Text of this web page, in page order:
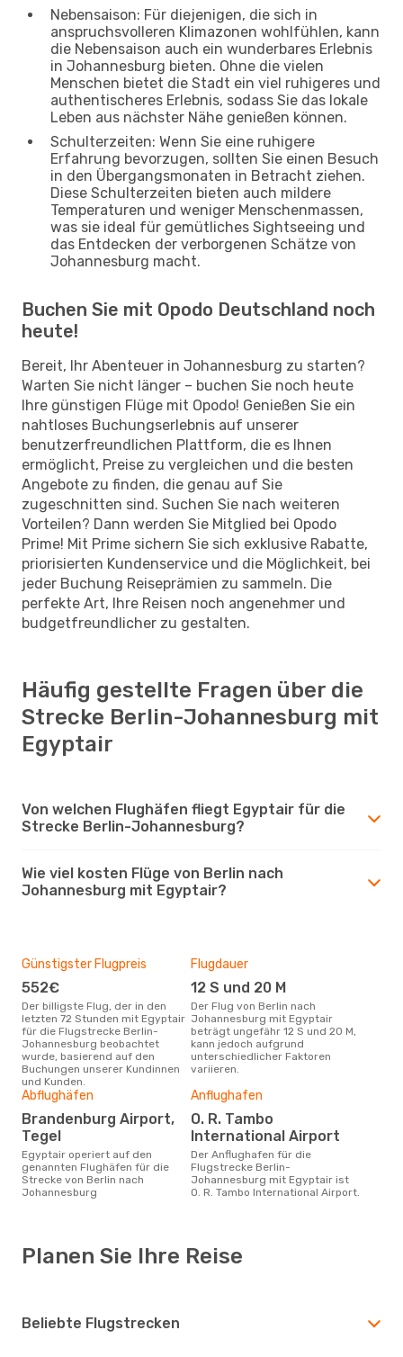
Nebensaison: Für diejenigen, die sich in
anspruchsvolleren Klimazonen wohlfühlen, kann
die Nebensaison auch ein wunderbares Erlebnis
in Johannesburg bieten. Ohne die vielen
Menschen bietet die Stadt ein viel ruhigeres und
authentischeres Erlebnis, sodass Sie das lokale
Leben aus nächster Nähe genießen können.
Schulterzeiten: Wenn Sie eine ruhigere
Erfahrung bevorzugen, sollten Sie einen Besuch
in den Übergangsmonaten in Betracht ziehen.
Diese Schulterzeiten bieten auch mildere
Temperaturen und weniger Menschenmassen,
was sie ideal für gemütliches Sightseeing und
das Entdecken der verborgenen Schätze von
Johannesburg macht.
Buchen Sie mit Opodo Deutschland noch
heute!
Bereit, Ihr Abenteuer in Johannesburg zu starten?
Warten Sie nicht länger – buchen Sie noch heute
Ihre günstigen Flüge mit Opodo! Genießen Sie ein
nahtloses Buchungserlebnis auf unserer
benutzerfreundlichen Plattform, die es Ihnen
ermöglicht, Preise zu vergleichen und die besten
Angebote zu finden, die genau auf Sie
zugeschnitten sind. Suchen Sie nach weiteren
Vorteilen? Dann werden Sie Mitglied bei Opodo
Prime! Mit Prime sichern Sie sich exklusive Rabatte,
priorisierten Kundenservice und die Möglichkeit, bei
jeder Buchung Reiseprämien zu sammeln. Die
perfekte Art, Ihre Reisen noch angenehmer und
budgetfreundlicher zu gestalten.
Häufig gestellte Fragen über die
Strecke Berlin-Johannesburg mit
Egyptair
Von welchen Flughäfen fliegt Egyptair für die
Strecke Berlin-Johannesburg?
Wie viel kosten Flüge von Berlin nach
Johannesburg mit Egyptair?
Günstigster Flugpreis
552€
Der billigste Flug, der in den
letzten 72 Stunden mit Egyptair
für die Flugstrecke Berlin-
Johannesburg beobachtet
wurde, basierend auf den
Buchungen unserer Kundinnen
und Kunden.
Flugdauer
12 S und 20 M
Der Flug von Berlin nach
Johannesburg mit Egyptair
beträgt ungefähr 12 S und 20 M,
kann jedoch aufgrund
unterschiedlicher Faktoren
variieren.
Abflughäfen
Brandenburg Airport,
Tegel
Egyptair operiert auf den
genannten Flughäfen für die
Strecke von Berlin nach
Johannesburg
Anflughafen
O. R. Tambo
International Airport
Der Anflughafen für die
Flugstrecke Berlin-
Johannesburg mit Egyptair ist
O. R. Tambo International Airport.
Planen Sie Ihre Reise
Beliebte Flugstrecken